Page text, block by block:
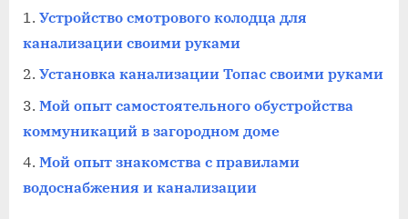
Устройство смотрового колодца для
канализации своими руками
Установка канализации Топас своими руками
Мой опыт самостоятельного обустройства
коммуникаций в загородном доме
Мой опыт знакомства с правилами
водоснабжения и канализации